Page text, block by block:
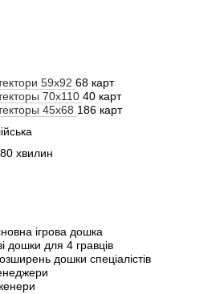
59x92 68 карт
70x110 40 карт
45x68 186 карт
хвилин
ігрова дошка
дошки для 4 гравців
дошки спеціалістів